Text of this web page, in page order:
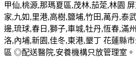
甲仙,桃源,那瑪夏區,茂林,茄萣,林園
家,九如,里港,高樹,鹽埔,竹田,萬丹,泰
邊,琉球,春日,獅子,車城,牡丹,恆春,滿
洛,內埔,新園,佳冬,東港,墾丁 花蓮縣
區 ◎配送醫院,安養機構只放管理室